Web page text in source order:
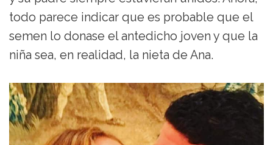
todo parece indicar que es probable que el
semen lo donase el antedicho joven y que la
niña sea, en realidad, la nieta de Ana.